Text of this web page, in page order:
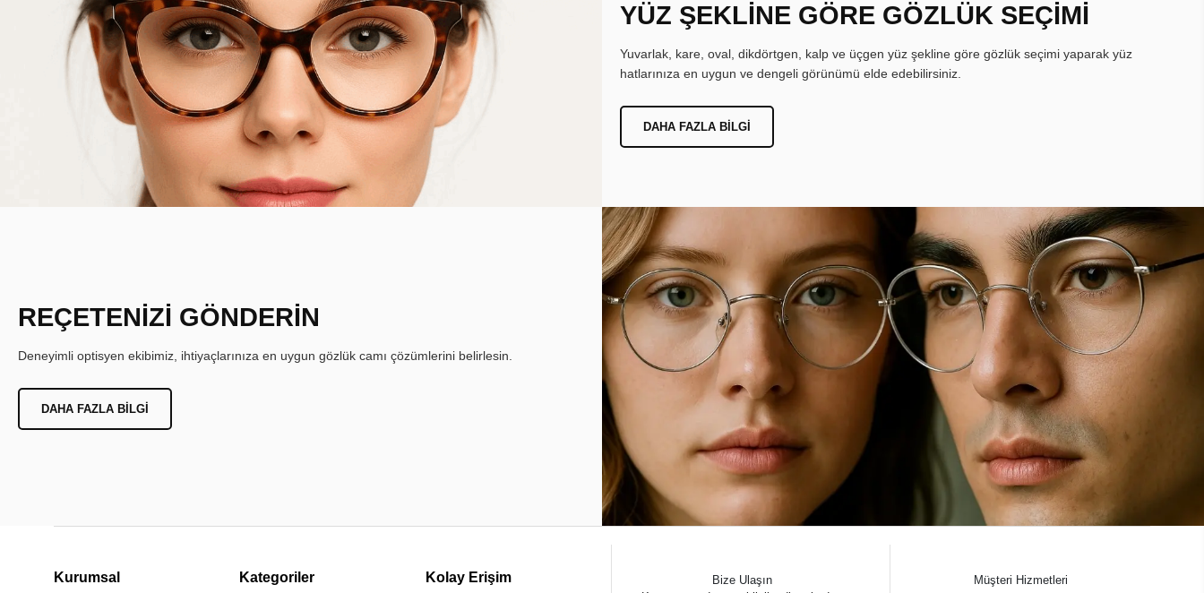
YÜZ ŞEKLİNE GÖRE GÖZLÜK SEÇİMİ
Yuvarlak, kare, oval, dikdörtgen, kalp ve üçgen yüz şekline göre gözlük seçimi yaparak yüz
hatlarınıza en uygun ve dengeli görünümü elde edebilirsiniz.
DAHA FAZLA BILGI
REÇETENİZİ GÖNDERİN
Deneyimli optisyen ekibimiz, ihtiyaçlarınıza en uygun gözlük camı çözümlerini belirlesin.
DAHA FAZLA BILGI
Kurumsal Kategoriler Kolay Erişim
Bize Ulaşın
Müşteri Hizmetleri